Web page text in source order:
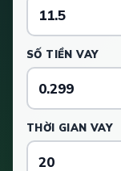
SỐ TIỀN VAY
THỜI GIAN VAY